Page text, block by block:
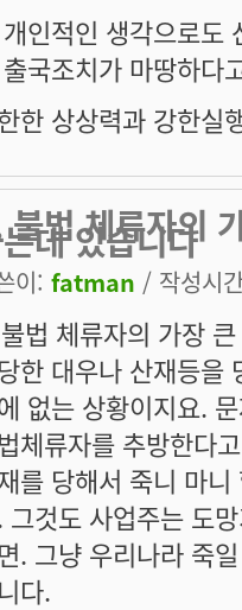
인적인 생각으로도
국조치가 마땅하다
한 상상력과 강한실
불법 체류자의
데 있습니다
이: fatman / 작성시
법 체류자의 가장
한 대우나 산재등을
없는 상황이지요.
체류자를 추방한다
를 당해서 죽니 마
그것도 사업주는 도
. 그냥 우리나라 죽
다.